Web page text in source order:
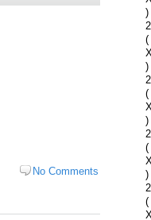
No Comments
)
(
)
(
)
(
)
(